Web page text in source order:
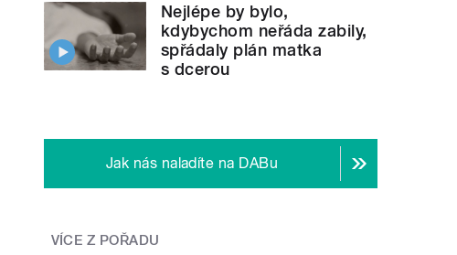
Nejlépe by bylo,
kdybychom neřáda zabily,
spřádaly plán matka
s dcerou
Jak nás naladíte na DABu
VÍCE Z POŘADU